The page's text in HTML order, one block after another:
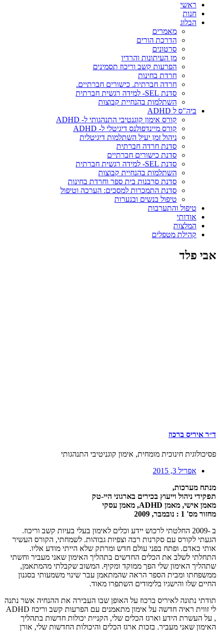
ראשי
חנות
הבלוג
מאמרים
הדרכת הורים
סרטונים
מן העיתונות והרדיו
הפרעות קשב וריכוז תסמינים
חרדת בחינות
חרדה חברתית. כישורים חברתיים.
סדנת SEL- למידה רגשית חברתית
השתלמות בהנחיית קבוצות
ביה"ס ל ADHD
קורס אימון קוגנטיבי התנהגותי ל- ADHD
קורס מיינדפולנס דיגיטלי ל- ADHD
ניהול זמן יעיל השתלמות דיגיטלית
סדנת חרדה חברתית
סדנת כישורים חברתיים
סדנת SEL- למידה רגשית חברתית
השתלמות בהנחיית קבוצות
סדנת סרבנות בית ספר וחרדת בחינות
סדנת התמכרות למסכים: הערכה וטיפול
טיפול בנשים ובנערות
טיפול והתערבות
אודותי
המלצות
קהילת מטפלים
אבי פלד
ד״ר איריס ברכוז
פסיכולוגית חינוכית מומחית, אימון קוגניטיבי התנהגותי
אפריל 3, 2015
מנתח מערכות,
תפקידי ניהול וייעוץ בכירים בארגוני היי-טק
מאמן אישי, מאמן ADHD, מאמן עסקי
מחזור מס' 1 : נובמבר, 2009
ב -2009 החלטתי לרכוש יידע וכלים לאימון בעלי בעיות קשב וריכוז.
הגעתי לקורס עם סקרנות רבה וצפיות גבוהות. לשמחתי, הקורס העשיר
אותי כאדם. ופתח בפני עולם חדש ומרתק שלא הייתי מודע אליו.
התחלתי לשלב את הכלים החדשים בתהליך האימון שאני מעביר וחשתי
שתהליך האימון שלי הפך ממוקד ומקיף. המשוב שקבלתי מהמתאמן,
ממשפחתו ומבית הספר הראה שהמתאמן עבר שינוי משמעותי בסגנון
החיים שלו והישגיו בלימודים השתפרו מאוד.
תודתי נתונה לאיריס ברכוז על האופן שבו העבירה את ההנחיה אשר נתנה
לי זווית ראיה חדשה על אימון מתאמנים עם הפרעות קשב וריכוז ADHD
, על העשרת הידע וארגז הכלים שלי, הקניית יכולות חדשות בתהליך
האימון שאני מעביר. בזכות ארגז הכלים והיכולות החדשות שלי, אורן